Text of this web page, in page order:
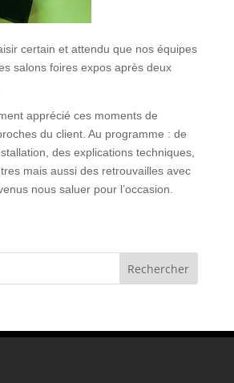
certain et attendu que nos équipes
salons foires expos après deux
apprécié ces moments de
du client. Au programme : de
des explications techniques,
mais aussi des retrouvailles avec
nous saluer pour l’occasion.
Rechercher